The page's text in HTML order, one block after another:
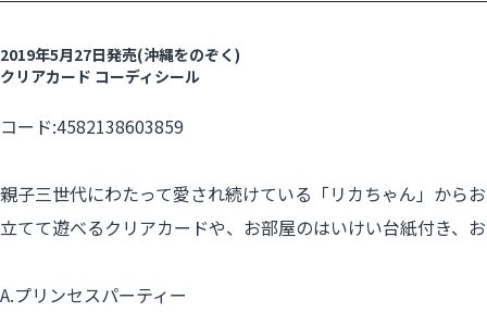
2019年5月27日発売(沖縄をのぞく)
クリアカード コーディシール
コード:4582138603859
親子三世代にわたって愛され続けている「リカちゃん」から
立てて遊べるクリアカードや、お部屋のはいけい台紙付き、
A.プリンセスパーティー